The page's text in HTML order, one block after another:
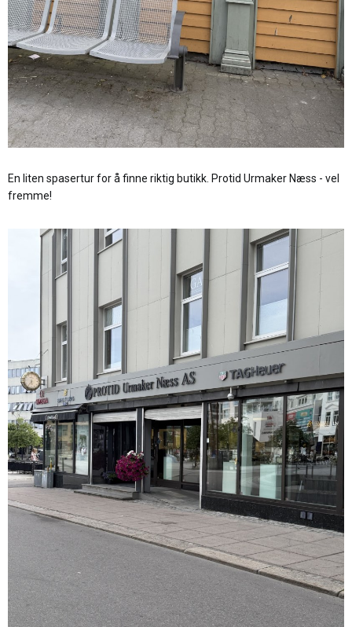
En liten spasertur for å finne riktig butikk. Protid Urmaker Næss - vel
fremme!